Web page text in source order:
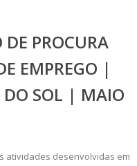
DE PROCURA
EMPREGO |
DO SOL | MAIO
atividades desenvolvidas em